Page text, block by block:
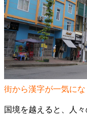
街から漢字が一気にな
国境を越えると、人